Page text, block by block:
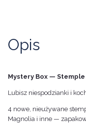
Opis
Mystery Box —
Lubisz niespodzianki i
4 nowe, nieużywane
Magnolia i inne —